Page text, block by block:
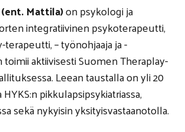
Mattila)on psykologi ja
integratiivinen psykoterapeutti,
terapeutti, – työnohjaaja ja -
aktiivisesti Suomen Theraplay-
Leean taustalla on yli 20
pikkulapsipsykiatriassa,
sekä nykyisin yksityisvastaanotolla.